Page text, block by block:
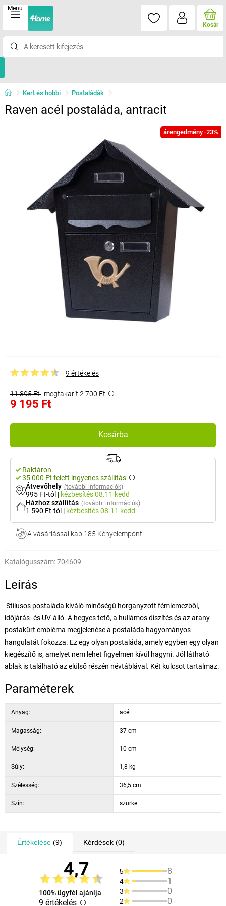
Menu
Kosár
Kert és hobbi Postaládák
Raven acél postaláda, antracit
árengedmény -23%
9 értékelés
11 895 Ft megtakarít 2 700 Ft
9 195 Ft
Kosárba
Raktáron
35 000 Ft felett ingyenes szállítás
Átvevőhely (további információk)
995 Ft-tól | kézbesítés08.11 kedd
Házhoz szállítás (további információk)
1 590 Ft-tól | kézbesítés08.11 kedd
A vásárlással kap 185 Kényelempont
Katalógusszám:704609
Leírás
Stílusos postaláda kiváló minőségű horganyzott fémlemezből,
időjárás- és UV-álló. A hegyes tető, a hullámos díszítés és az arany
postakürt embléma megjelenése a postaláda hagyományos
hangulatát fokozza. Ez egy olyan postaláda, amely egyben egy olyan
kiegészítő is, amelyet nem lehet figyelmen kívül hagyni. Jól látható
ablak is található az elülső részén névtáblával. Két kulcsot tartalmaz.
Paraméterek
Anyag: acél
Magasság: 37 cm
Mélység: 10 cm
Súly: 1,8 kg
Szélesség: 36,5 cm
Szín: szürke
Értékelése(9) Kérdések(0)
4,7
100% ügyfél ajánlja
9 értékelés
5 8
4 1
3 0
2 0